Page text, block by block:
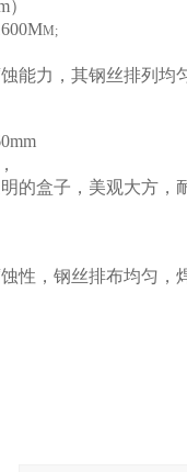
M;
能力，其钢丝排列均
的盒子，美观大方，
性，钢丝排布均匀，